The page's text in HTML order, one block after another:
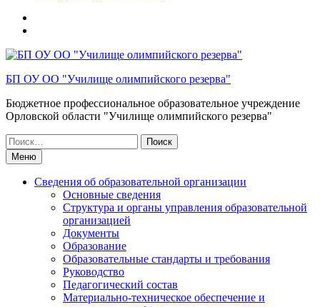
Одноклассниках
БП ОУ ОО "Училище олимпийского резерва"
Бюджетное профессиональное образовательное учреждение
Орловской области "Училище олимпийского резерва"
Искать:
Меню
Сведения об образовательной организации
Основные сведения
Структура и органы управления образовательной
организацией
Документы
Образование
Образовательные стандарты и требования
Руководство
Педагогический состав
Материально-техническое обеспечение и